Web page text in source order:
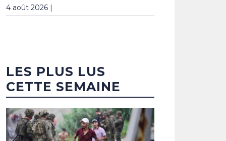
4 août 2026 |
LES PLUS LUS
CETTE SEMAINE